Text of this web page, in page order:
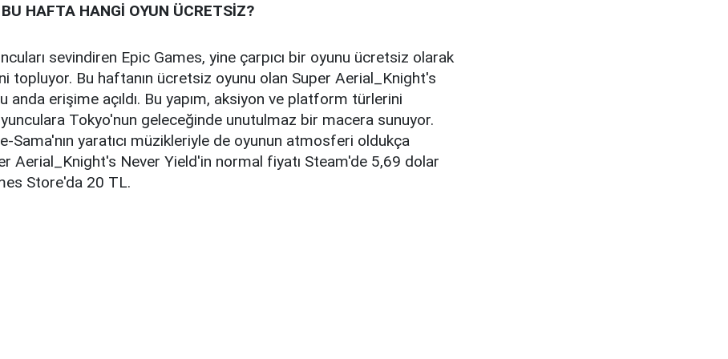
HAFTA HANGİ OYUN ÜCRETSİZ?
sevindiren Epic Games, yine çarpıcı bir oyunu ücretsiz olarak
topluyor. Bu haftanın ücretsiz oyunu olan Super Aerial_Knight's
anda erişime açıldı. Bu yapım, aksiyon ve platform türlerini
Tokyo'nun geleceğinde unutulmaz bir macera sunuyor.
Sama'nın yaratıcı müzikleriyle de oyunun atmosferi oldukça
Aerial_Knight's Never Yield'in normal fiyatı Steam'de 5,69 dolar
Store'da 20 TL.